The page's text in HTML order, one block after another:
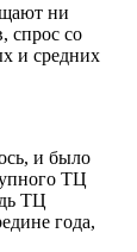
ни
спрос со
и средних
и было
ТЦ
ТЦ
года,